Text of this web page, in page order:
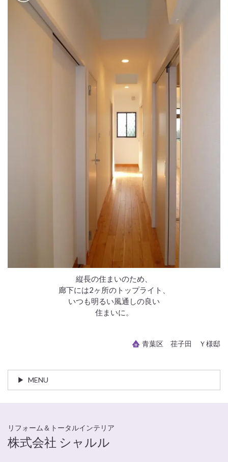
縦長の住まいのため、
廊下には2ヶ所のトップライト、
いつも明るい風通しの良い
住まいに。
青葉区 荏子田 Ｙ様邸
MENU
リフォーム＆トータルインテリア
株式会社 シャルル